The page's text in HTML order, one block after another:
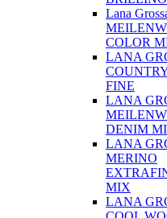
Lana
COLOR
LANA
FINE
LANA
DENIM
LANA
MERINO
MIX
LANA